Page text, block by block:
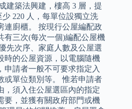
建築法興建，樓高 3 層，提
220 人，每單位設獨立洗
連廚櫃。 按現行公屋編配政
有三次(每次一個)編配公屋機
先次序、家庭人數及公屋選
時的公屋資源，以電腦隨機
申請者一般不可要求指定入
或單位類別等。 惟若申請者
，須入住公屋選區內的指定
要，並獲有關政府部門或機